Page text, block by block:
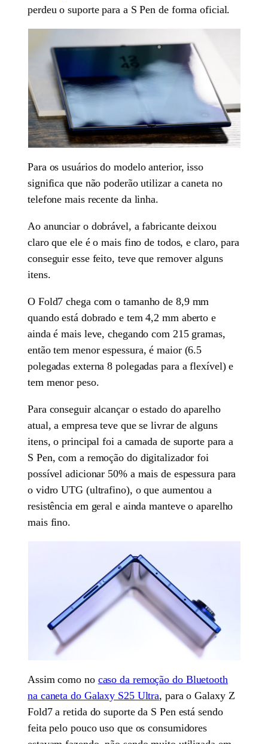
perdeu o suporte para a S Pen de forma oficial.
Para os usuários do modelo anterior, isso
significa que não poderão utilizar a caneta no
telefone mais recente da linha.
Ao anunciar o dobrável, a fabricante deixou
claro que ele é o mais fino de todos, e claro, para
conseguir esse feito, teve que remover alguns
itens.
O Fold7 chega com o tamanho de 8,9 mm
quando está dobrado e tem 4,2 mm aberto e
ainda é mais leve, chegando com 215 gramas,
então tem menor espessura, é maior (6.5
polegadas externa 8 polegadas para a flexível) e
tem menor peso.
Para conseguir alcançar o estado do aparelho
atual, a empresa teve que se livrar de alguns
itens, o principal foi a camada de suporte para a
S Pen, com a remoção do digitalizador foi
possível adicionar 50% a mais de espessura para
o vidro UTG (ultrafino), o que aumentou a
resistência em geral e ainda manteve o aparelho
mais fino.
Assim como no caso da remoção do Bluetooth
na caneta do Galaxy S25 Ultra, para o Galaxy Z
Fold7 a retida do suporte da S Pen está sendo
feita pelo pouco uso que os consumidores